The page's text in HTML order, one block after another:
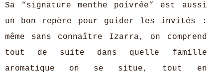
Sa “signature menthe poivrée” est aussi
un bon repère pour guider les invités :
même sans connaître Izarra, on comprend
tout de suite dans quelle famille
aromatique on se situe, tout en